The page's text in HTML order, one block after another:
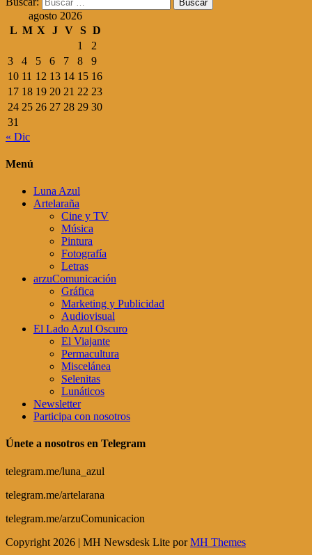
agosto 2026
L M X J V S D
1
2
3
4 5 6 7 8
9
10 11 12 13 14 15 16
17 18 19 20 21 22 23
24 25 26 27 28 29 30
31
« Dic
Menú
Luna Azul
Artelaraña
Cine y TV
Música
Pintura
Fotografía
Letras
arzuComunicación
Gráfica
Marketing y Publicidad
Audiovisual
El Lado Azul Oscuro
El Viajante
Permacultura
Miscelánea
Selenitas
Lunáticos
Newsletter
Participa con nosotros
Únete a nosotros en Telegram
telegram.me/luna_azul
telegram.me/artelarana
telegram.me/arzuComunicacion
Copyright 2026 | MH Newsdesk Lite porMH Themes